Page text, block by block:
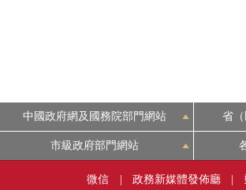
中國政府網及國務院部門網站 省
市級政府部門網站
微信 政務新媒體發佈廳